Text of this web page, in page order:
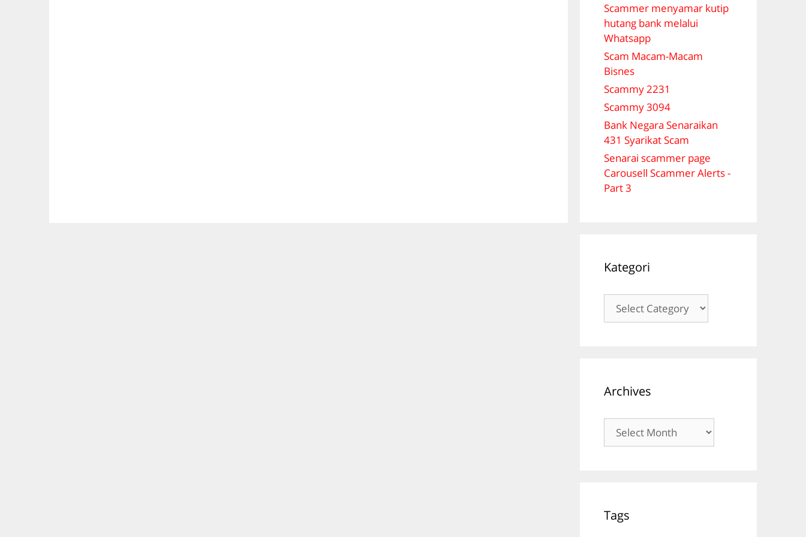
Scammer menyamar kutip
hutang bank melalui
Whatsapp
Scam Macam-Macam
Bisnes
Scammy 2231
Scammy 3094
Bank Negara Senaraikan
431 Syarikat Scam
Senarai scammer page
Carousell Scammer Alerts -
Part 3
Kategori
Kategori
Archives
Archives
Tags